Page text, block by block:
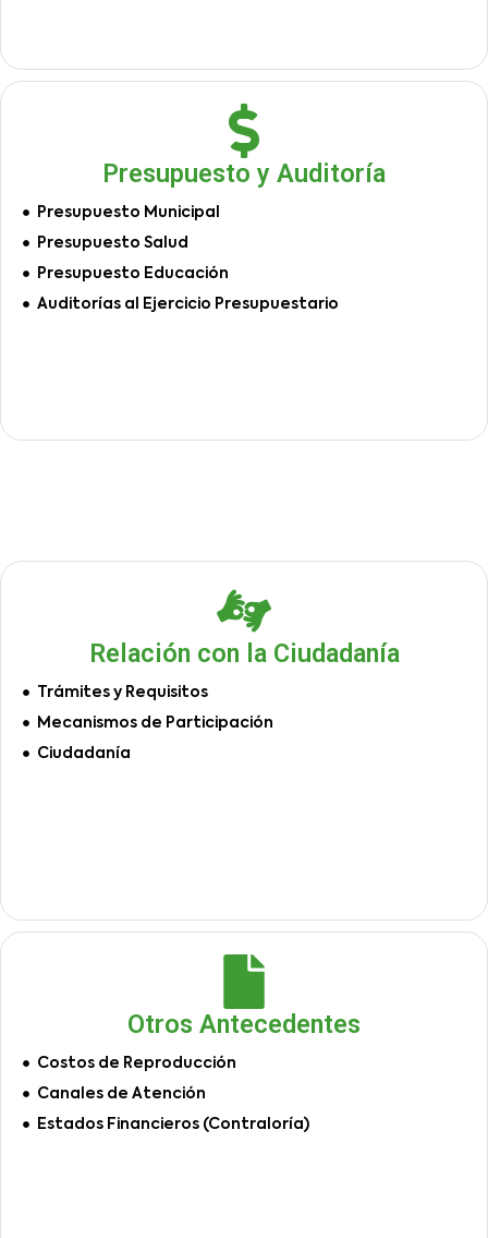
Presupuesto y Auditoría
Presupuesto Municipal
Presupuesto Salud
Presupuesto Educación
Auditorías al Ejercicio Presupuestario
Relación con la Ciudadanía
Trámites y Requisitos
Mecanismos de Participación
Ciudadanía
Otros Antecedentes
Costos de Reproducción
Canales de Atención
Estados Financieros (Contraloría)